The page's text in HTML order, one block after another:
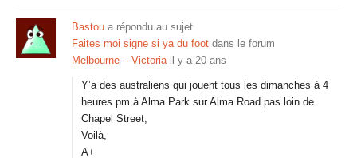
Bastou a répondu au sujet
Faites moi signe si ya du foot dans le forum
Melbourne – Victoria il y a 20 ans
Y’a des australiens qui jouent tous les dimanches à 4
heures pm à Alma Park sur Alma Road pas loin de
Chapel Street,
Voilà,
A+